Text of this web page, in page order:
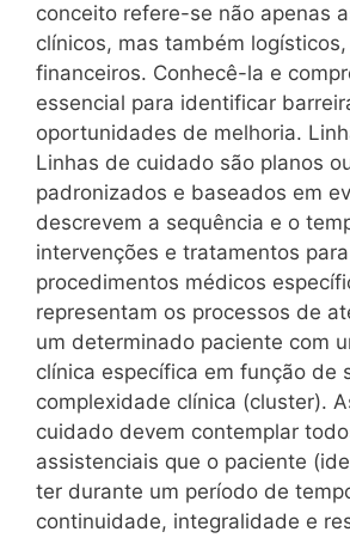
conceito refere-se não apenas
clínicos, mas também
financeiros. Conhecê-la e
essencial para identificar
oportunidades de melhoria.
Linhas de cuidado são planos
padronizados e baseados em
descrevem a sequência e o
intervenções e tratamentos
procedimentos médicos
representam os processos de
um determinado paciente com
clínica específica em função de
complexidade clínica (cluster).
cuidado devem contemplar
assistenciais que o paciente
ter durante um período de
continuidade, integralidade e